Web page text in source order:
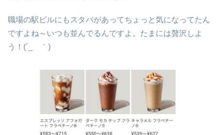
職場の駅ビルにもスタバがあってちょっと気になってたん
ですよね～いつも並んでるんですよ。たまには贅沢しよ
う！(´_ゝ｀)